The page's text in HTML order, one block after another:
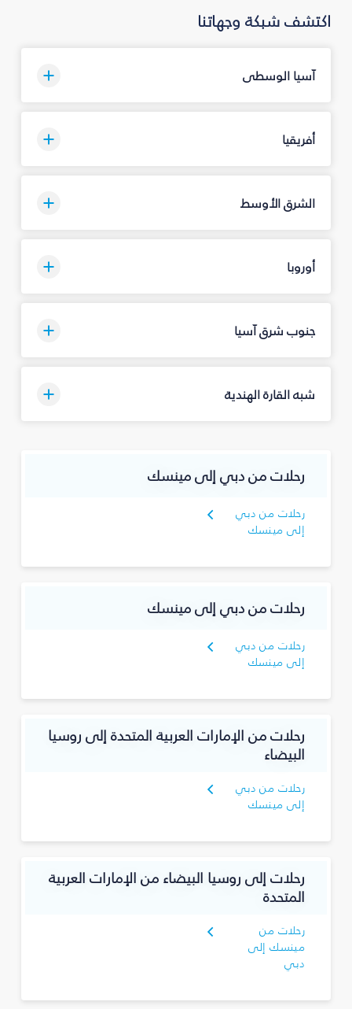
اكتشف شبكة وجهاتنا
آسيا الوسطى
أفريقيا
الشرق الأوسط
أوروبا
جنوب شرق آسيا
شبه القارة الهندية
رحلات من دبي إلى مينسك
رحلات من دبي
إلى مينسك
رحلات من دبي إلى مينسك
رحلات من دبي
إلى مينسك
رحلات من الإمارات العربية المتحدة إلى روسيا
البيضاء
رحلات من دبي
إلى مينسك
رحلات إلى روسيا البيضاء من الإمارات العربية
المتحدة
رحلات من
مينسك إلى
دبي